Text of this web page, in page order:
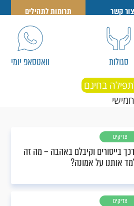
צור קשר תרומות לתהילים
סגולות וואטסאפ יומי
בחינם
צדיקים
בייסורים וקיבלם באהבה – מה זה
אותנו על אמונה?
צדיקים